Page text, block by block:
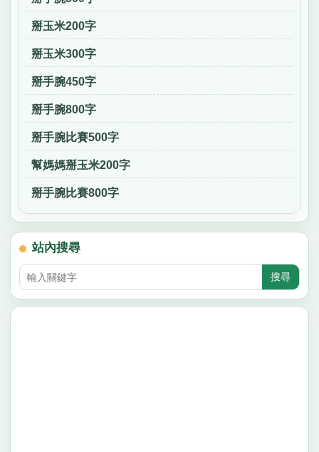
掰玉米200字
掰玉米300字
掰手腕450字
掰手腕800字
掰手腕比賽500字
幫媽媽掰玉米200字
掰手腕比賽800字
站內搜尋